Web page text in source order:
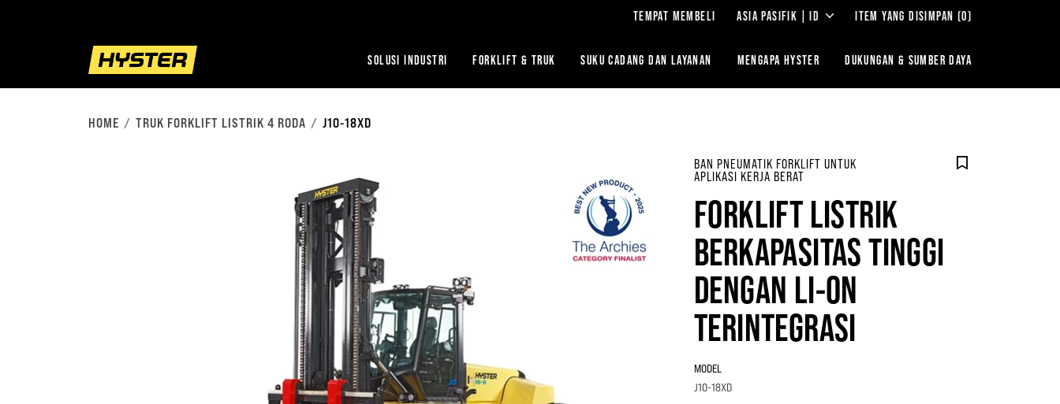
TEMPAT MEMBELI ASIA PASIFIK | ID ITEM YANG DISIMPAN (0)
SOLUSI INDUSTRI FORKLIFT & TRUK SUKU CADANG DAN LAYANAN MENGAPA HYSTER DUKUNGAN & SUMBER DAYA
HOME TRUK FORKLIFT LISTRIK 4 RODA J10-18XD
BAN PNEUMATIK FORKLIFT UNTUK
APLIKASI KERJA BERAT
FORKLIFT LISTRIK
BERKAPASITAS TINGGI
DENGAN LI-ON
TERINTEGRASI
MODEL
J10-18XD